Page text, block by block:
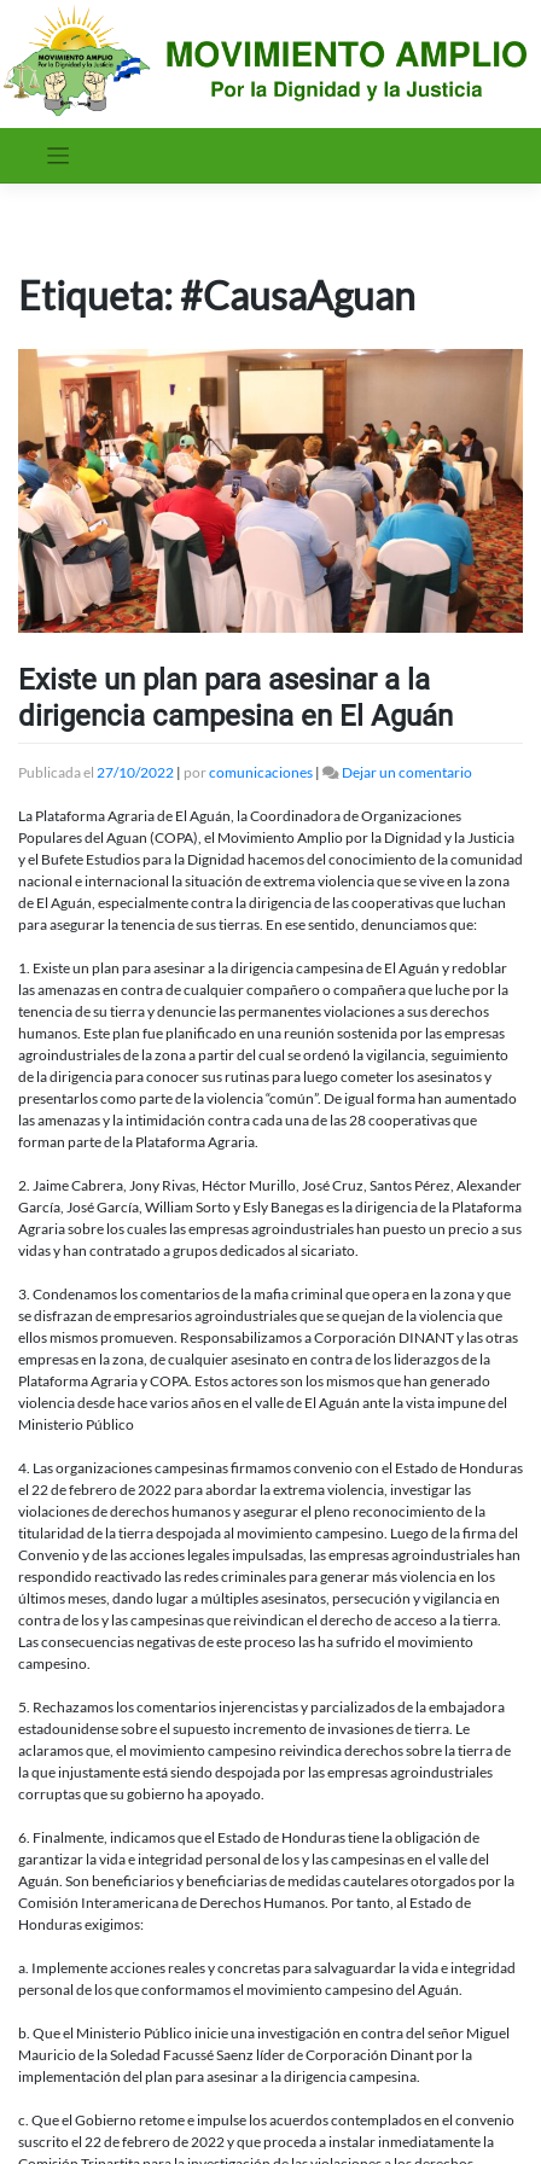
contenido
Etiqueta:#CausaAguan
Existe un plan para asesinar a la
dirigencia campesina en El Aguán
Publicada el 27/10/2022 | porcomunicaciones | Dejar un comentarioen
plan
para
asesinar
a
la
campesina
en
El
Aguán
La Plataforma Agraria de El Aguán, la Coordinadora de Organizaciones
Populares del Aguan (COPA), el Movimiento Amplio por la Dignidad y la Justicia
y el Bufete Estudios para la Dignidad hacemos del conocimiento de la comunidad
nacional e internacional la situación de extrema violencia que se vive en la zona
de El Aguán, especialmente contra la dirigencia de las cooperativas que luchan
para asegurar la tenencia de sus tierras. En ese sentido, denunciamos que:
1. Existe un plan para asesinar a la dirigencia campesina de El Aguán y redoblar
las amenazas en contra de cualquier compañero o compañera que luche por la
tenencia de su tierra y denuncie las permanentes violaciones a sus derechos
humanos. Este plan fue planificado en una reunión sostenida por las empresas
agroindustriales de la zona a partir del cual se ordenó la vigilancia, seguimiento
de la dirigencia para conocer sus rutinas para luego cometer los asesinatos y
presentarlos como parte de la violencia “común”. De igual forma han aumentado
las amenazas y la intimidación contra cada una de las 28 cooperativas que
forman parte de la Plataforma Agraria.
2. Jaime Cabrera, Jony Rivas, Héctor Murillo, José Cruz, Santos Pérez, Alexander
García, José García, William Sorto y Esly Banegas es la dirigencia de la Plataforma
Agraria sobre los cuales las empresas agroindustriales han puesto un precio a sus
vidas y han contratado a grupos dedicados al sicariato.
3. Condenamos los comentarios de la mafia criminal que opera en la zona y que
se disfrazan de empresarios agroindustriales que se quejan de la violencia que
ellos mismos promueven. Responsabilizamos a Corporación DINANT y las otras
empresas en la zona, de cualquier asesinato en contra de los liderazgos de la
Plataforma Agraria y COPA. Estos actores son los mismos que han generado
violencia desde hace varios años en el valle de El Aguán ante la vista impune del
Ministerio Público
4. Las organizaciones campesinas firmamos convenio con el Estado de Honduras
el 22 de febrero de 2022 para abordar la extrema violencia, investigar las
violaciones de derechos humanos y asegurar el pleno reconocimiento de la
titularidad de la tierra despojada al movimiento campesino. Luego de la firma del
Convenio y de las acciones legales impulsadas, las empresas agroindustriales han
respondido reactivado las redes criminales para generar más violencia en los
últimos meses, dando lugar a múltiples asesinatos, persecución y vigilancia en
contra de los y las campesinas que reivindican el derecho de acceso a la tierra.
Las consecuencias negativas de este proceso las ha sufrido el movimiento
campesino.
5. Rechazamos los comentarios injerencistas y parcializados de la embajadora
estadounidense sobre el supuesto incremento de invasiones de tierra. Le
aclaramos que, el movimiento campesino reivindica derechos sobre la tierra de
la que injustamente está siendo despojada por las empresas agroindustriales
corruptas que su gobierno ha apoyado.
6. Finalmente, indicamos que el Estado de Honduras tiene la obligación de
garantizar la vida e integridad personal de los y las campesinas en el valle del
Aguán. Son beneficiarios y beneficiarias de medidas cautelares otorgados por la
Comisión Interamericana de Derechos Humanos. Por tanto, al Estado de
Honduras exigimos:
a. Implemente acciones reales y concretas para salvaguardar la vida e integridad
personal de los que conformamos el movimiento campesino del Aguán.
b. Que el Ministerio Público inicie una investigación en contra del señor Miguel
Mauricio de la Soledad Facussé Saenz líder de Corporación Dinant por la
implementación del plan para asesinar a la dirigencia campesina.
c. Que el Gobierno retome e impulse los acuerdos contemplados en el convenio
suscrito el 22 de febrero de 2022 y que proceda a instalar inmediatamente la